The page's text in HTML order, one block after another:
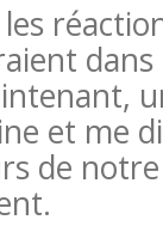
et me
de notre